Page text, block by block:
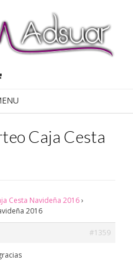
Caja Cesta
Cesta Navideña 2016›
2016
#1359